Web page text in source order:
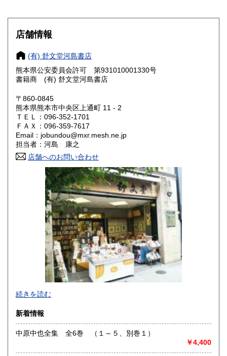
奈良県 320円 和歌山県
岡山県 320円
山口県 320円 徳島県
香川県 320円
320円 福岡県
320円 長崎県
320円 大分県
320円 鹿児島県
320円
店舗情報
(有) 舒文堂河島書店
熊本県公安委員会許可 第931010001330号
書籍商 (有) 舒文堂河島書店
〒860-0845
熊本県熊本市中央区上通町 11 - 2
ＴＥＬ：096-352-1701
ＦＡＸ：096-359-7617
Email：jobundou@mxr.mesh.ne.jp
担当者：河島 康之
店舗へのお問い合わせ
明治10年創業。九州の郷土誌、特に熊本の郷土誌を中心に揃
えております。その他古典籍、和本、古文書、自筆物から歴
沿線名：JR および 熊本市電
最寄駅：熊本駅より熊本市電に乗り換えて「通町筋」電停下
営業時間：10:00〜19:00
続きを読む
新着情報
中原中也全集 全6巻 （１～５、別巻１）
￥4,400